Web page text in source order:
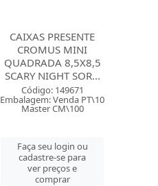
CAIXAS PRESENTE
CROMUS MINI
QUADRADA 8,5X8,5
SCARY NIGHT SOR...
Código: 149671
Embalagem: Venda PT\10
Master CM\100
Faça seu login ou
cadastre-se para
ver preços e
comprar